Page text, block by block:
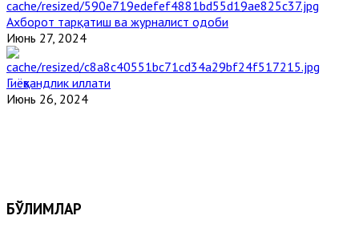
Ахборот тарқатиш ва журналист одоби
Июнь 27, 2024
Гиёҳвандлик иллати
Июнь 26, 2024
БЎЛИМЛАР